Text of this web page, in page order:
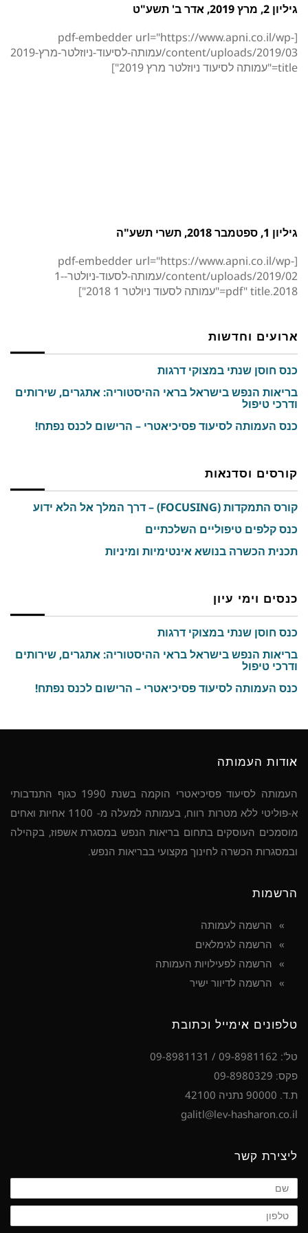
גיליון 2, מרץ 2019, אדר ב' תשע"ט
[pdf-embedder url="https://www.apni.co.il/wp-
title="עמותה לסיעוד ניוזלטר מרץ 2019"]
גיליון 1, ספטמבר 2018, תשרי תשע"ה
[pdf-embedder url="https://www.apni.co.il/wp-
content/uploads/2019/02/עמותה-לסעוד-ניולטר-1-
2018.pdf" title="עמותה לסעוד ניולטר 1 2018"]
ארועים וחדשות
כנס חוסן שנתי במצוקי דרגות
בריאות הנפש בישראל בראי ההיסטוריה: אתגרים, שירותים
ודרכי טיפול
כנס העמותה לסיעוד פסיכיאטרי – הרישום לכנס נפתח!
קורסים וסדנאות
קורס התמקדות (FOCUSING) – דרך המלך אל הלא ידוע
כנס קלפים טיפוליים השלכתיים
תכנית הכשרה בנושא אינטימיות ומיניות
כנסים וימי עיון
כנס חוסן שנתי במצוקי דרגות
בריאות הנפש בישראל בראי ההיסטוריה: אתגרים, שירותים
ודרכי טיפול
כנס העמותה לסיעוד פסיכיאטרי – הרישום לכנס נפתח!
אודות העמותה
העמותה לסיעוד פסיכיאטרי הוקמה בשנת 1990 כגוף התנדבותי
א-פוליטי ללא מטרות רווח, בעמותה למעלה מ- 1100 אחיות ואחים
מוסמכים העוסקים בתחום בריאות הנפש במסגרת אשפוז, בקהילה
ובמסגרות הכשרה לחינוך מקצועי בבריאות הנפש.
הרשמות
הרשמה לעמותה
הרשמה לגימלאים
הרשמה לפעילויות העמותה
הרשמה לדיוור ישיר
טלפונים אימייל וכתובת
טל': 09-8981162 / 09-8981131
פקס: 09-8980329
ת.ד. 90000 נתניה 42100
galitl@lev-hasharon.co.il
ליצירת קשר
שם
טלפון